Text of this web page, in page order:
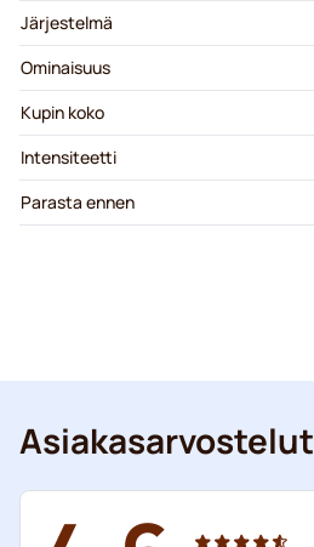
Järjestelmä
Ominaisuus
Kupin koko
Intensiteetti
Parasta ennen
Asiakasarvostelut